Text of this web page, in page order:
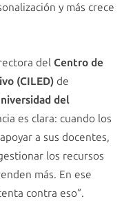
y más crece
del Centro de
(CILED) de
del
es clara: cuando los
a sus docentes,
los recursos
más. En ese
contra eso”.